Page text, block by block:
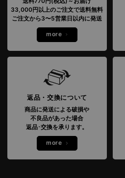
33,000円以上のご注文で送料無料
ご注文から3〜5営業日以内に発送
more
返品・交換について
商品に発送による破損や
不良品があった場合
返品･交換を承ります。
more